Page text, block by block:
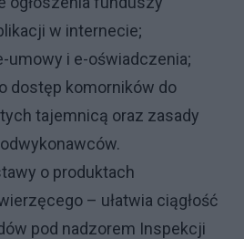
w internecie;
umowy i e-oświadczenia;
dostęp komorników do
tajemnicą oraz zasady
o produktach
– ułatwia ciągłość
pod nadzorem Inspekcji